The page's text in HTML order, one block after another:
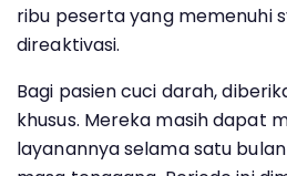
ribu peserta yang memenuhi
direaktivasi.
Bagi pasien cuci darah,
khusus. Mereka masih dapat
layanannya selama satu